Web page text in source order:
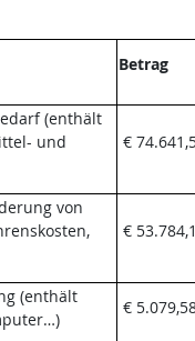
Betrag
(enthält
und
€
von
€
(enthält
€